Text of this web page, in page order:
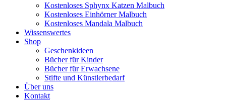
Kostenloses Sphynx Katzen Malbuch
Kostenloses Einhörner Malbuch
Kostenloses Mandala Malbuch
Wissenswertes
Shop
Geschenkideen
Bücher für Kinder
Bücher für Erwachsene
Stifte und Künstlerbedarf
Über uns
Kontakt